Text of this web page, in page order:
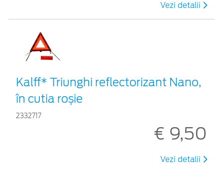
Vezi detalii
Kalff* Triunghi reflectorizant Nano,
în cutia roșie
2332717
€ 9,50
Vezi detalii